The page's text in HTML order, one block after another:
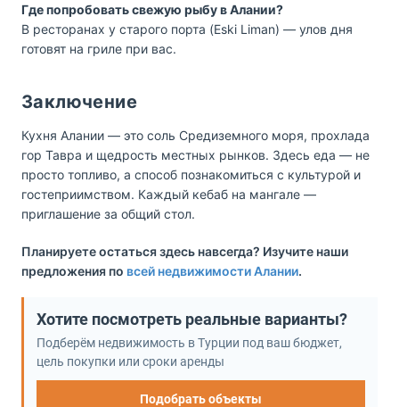
Где попробовать свежую рыбу в Алании?
В ресторанах у старого порта (Eski Liman) — улов дня
готовят на гриле при вас.
Заключение
Кухня Алании — это соль Средиземного моря, прохлада
гор Тавра и щедрость местных рынков. Здесь еда — не
просто топливо, а способ познакомиться с культурой и
гостеприимством. Каждый кебаб на мангале —
приглашение за общий стол.
Планируете остаться здесь навсегда? Изучите наши
предложения по всей недвижимости Алании.
Хотите посмотреть реальные варианты?
Подберём недвижимость в Турции под ваш бюджет,
цель покупки или сроки аренды
Подобрать объекты